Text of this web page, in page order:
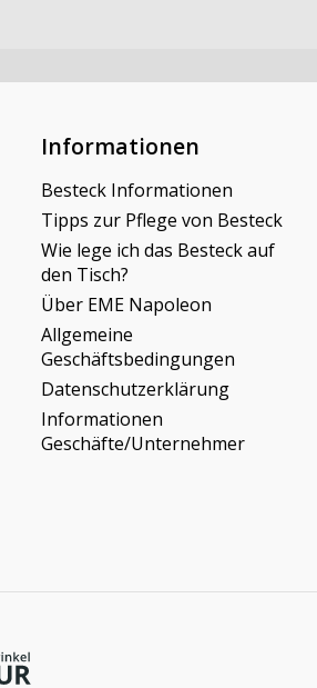
Informationen
Besteck Informationen
Tipps zur Pflege von Besteck
Wie lege ich das Besteck auf
den Tisch?
Über EME Napoleon
Allgemeine
Geschäftsbedingungen
Datenschutzerklärung
Informationen
Geschäfte/Unternehmer